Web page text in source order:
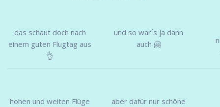
das schaut doch nach
einem guten Flugtag aus
👌
und so war´s ja dann
auch 🤗
hohen und weiten Flüge
aber dafür nur schöne